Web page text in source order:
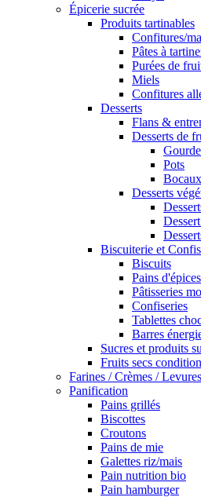
Épicerie sucrée
Produits tartinables
Confitures/
Pâtes à
Purées de
Miels
Confitures
Desserts
Flans &
Desserts de
Pots
Bocaux
Desserts
Biscuiterie et
Biscuits
Pains d'épices
Pâtisseries
Confiseries
Tablettes
Barres
Sucres et produits
Fruits secs
Farines / Crèmes / Levures
Panification
Pains grillés
Biscottes
Croutons
Pains de mie
Galettes riz/mais
Pain nutrition bio
Pain hamburger